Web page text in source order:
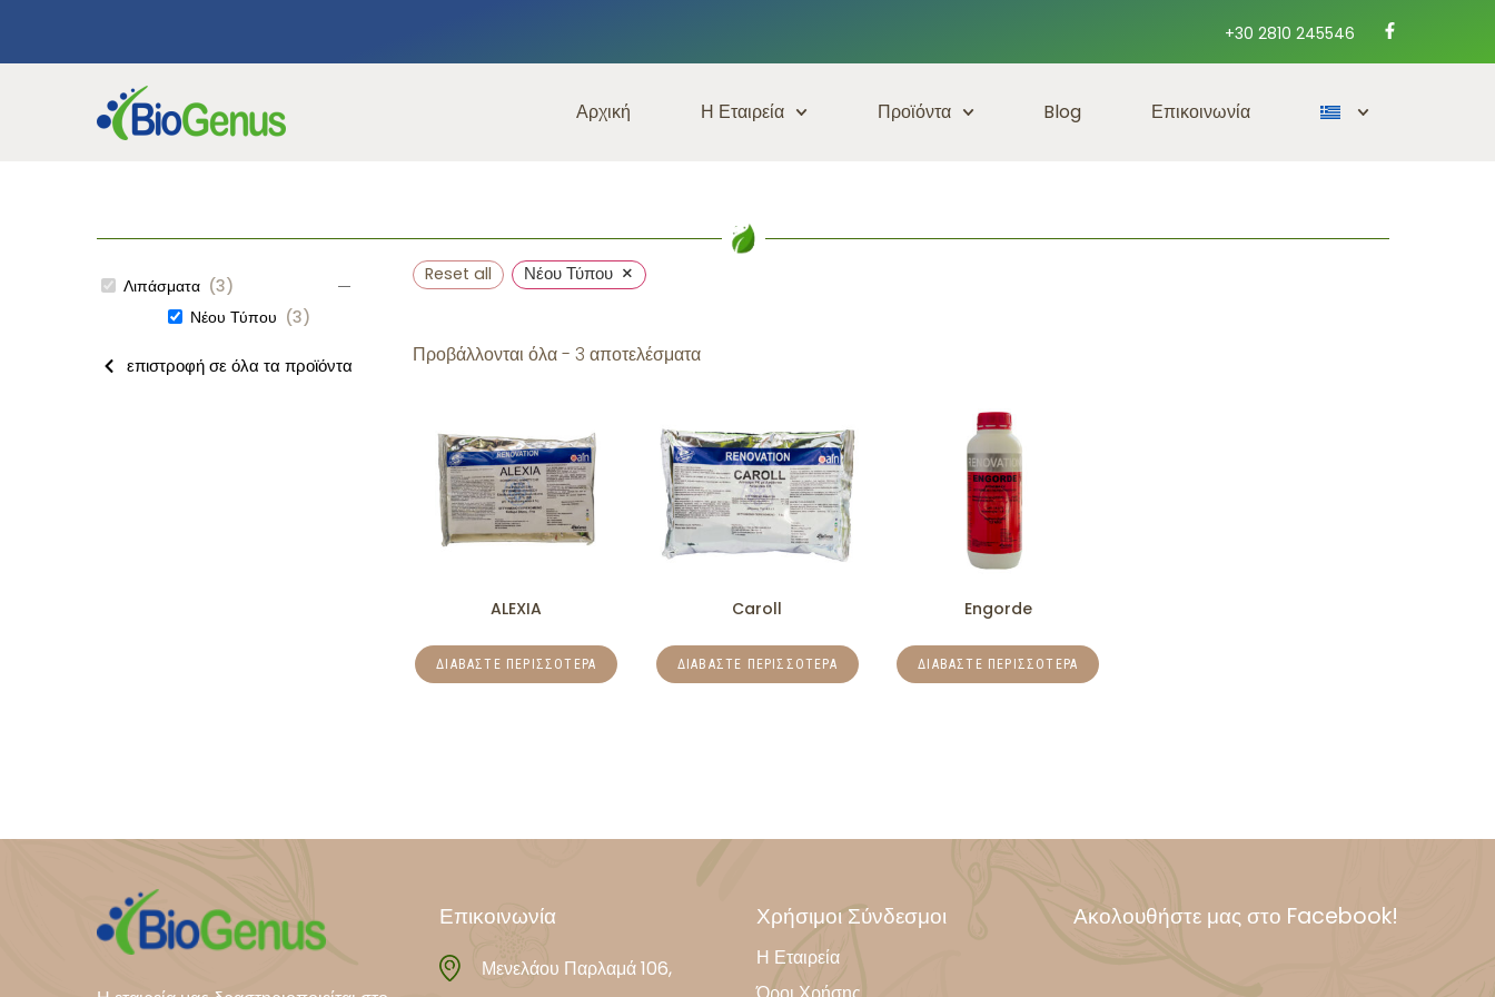
+30 2810 245546
Αρχική Η Εταιρεία Προϊόντα Blog Επικοινωνία
Λιπάσματα (3)
Νέου Τύπου (3)
επιστροφή σε όλα τα προϊόντα
Reset all Νέου Τύπου ×
Προβάλλονται όλα - 3 αποτελέσματα
ALEXIA
ΔΙΑΒΆΣΤΕ ΠΕΡΙΣΣΌΤΕΡΑ
Caroll
ΔΙΑΒΆΣΤΕ ΠΕΡΙΣΣΌΤΕΡΑ
Engorde
ΔΙΑΒΆΣΤΕ ΠΕΡΙΣΣΌΤΕΡΑ
Επικοινωνία
Μενελάου Παρλαμά 106,
Χρήσιμοι Σύνδεσμοι
Η Εταιρεία
Ακολουθήστε μας στο Facebook!